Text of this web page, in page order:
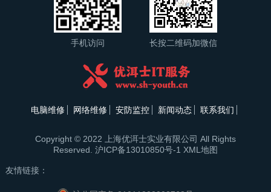
手机访问 长按二维码加微信
电脑维修 网络维修 安防监控 新闻动态 联系我们
Copyright © 2022 上海优洱士实业有限公司 All Rights
Reserved. 沪ICP备13010850号-1 XML地图
友情链接：